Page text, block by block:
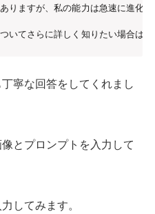
りますが、私の能力は急速に進化
いてさらに詳しく知りたい場合は
寧な回答をしてくれまし
とプロンプトを入力して
してみます。